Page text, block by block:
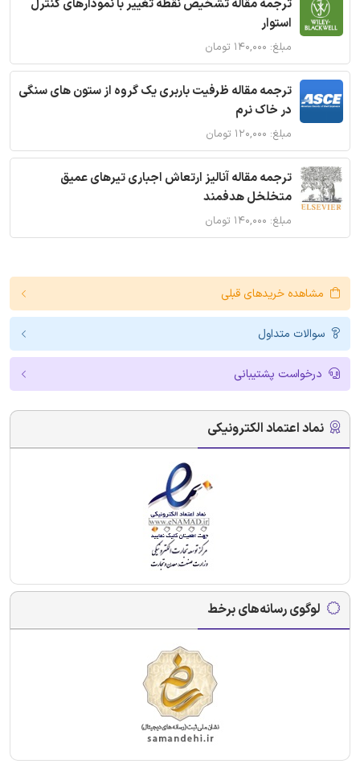
ترجمه مقاله تشخیص نقطه تغییر با نمودارهای کنترل
استوار
مبلغ: ۱۴۰,۰۰۰ تومان
ترجمه مقاله ظرفیت باربری یک گروه از ستون های سنگی
در خاک نرم
مبلغ: ۱۲۰,۰۰۰ تومان
ترجمه مقاله آنالیز ارتعاش اجباری تیرهای عمیق
متخلخل هدفمند
مبلغ: ۱۴۰,۰۰۰ تومان
مشاهده خریدهای قبلی
سوالات متداول
درخواست پشتیبانی
نماد اعتماد الکترونیکی
لوگوی رسانه‌های برخط